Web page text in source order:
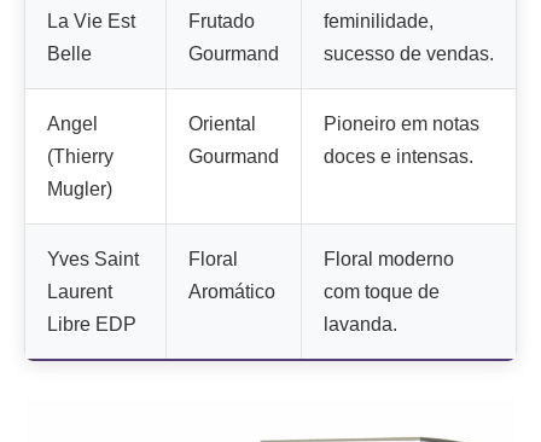
La Vie Est
Belle
Frutado
Gourmand
feminilidade,
sucesso de vendas.
Angel
(Thierry
Mugler)
Oriental
Gourmand
Pioneiro em notas
doces e intensas.
Yves Saint
Laurent
Libre EDP
Floral
Aromático
Floral moderno
com toque de
lavanda.